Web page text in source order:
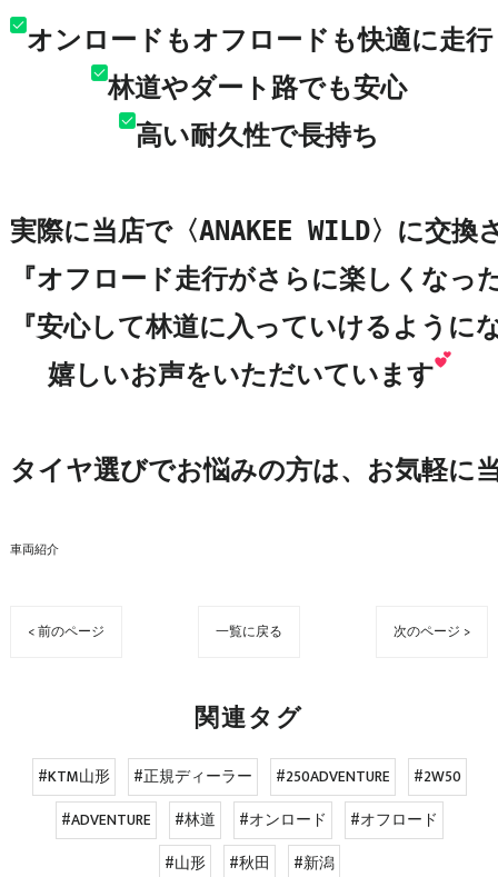
オンロードもオフロードも快適に走行
高い耐久性で長持ち
実際に当店で〈ANAKEE WILD〉に交換
『オフロード走行がさらに楽しくな
『安心して林道に入っていけるように
嬉しいお声をいただいています
タイヤ選びでお悩みの方は、お気軽に
車両紹介
< 前のページ 一覧に戻る 次のページ >
関連タグ
#KTM山形 #正規ディーラー #250ADVENTURE
#2W50
#ADVENTURE
#林道 #オンロード
#オフロード
#山形
#秋田 #新潟